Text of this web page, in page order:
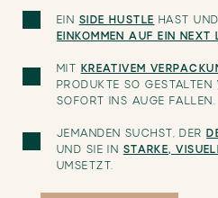
EIN SIDE HUSTLE HAST
EINKOMMEN AUF EIN NEXT
MIT KREATIVEM
PRODUKTE SO GESTALTEN
SOFORT INS AUGE FALLEN.
JEMANDEN SUCHST, DER
UND SIE IN STARKE,
UMSETZT.